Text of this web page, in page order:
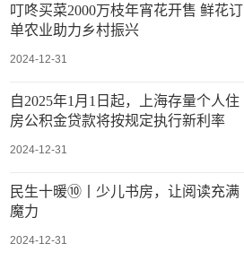
叮咚买菜2000万枝年宵花开售 鲜花订
单农业助力乡村振兴
2024-12-31
自2025年1月1日起，上海存量个人住
房公积金贷款将按规定执行新利率
2024-12-31
民生十暖⑩丨少儿书房，让阅读充满
魔力
2024-12-31